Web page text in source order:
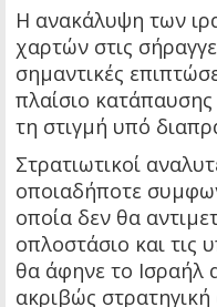
Η ανακάλυψη των
χαρτών στις
σημαντικές
πλαίσιο
τη στιγμή υπό
Στρατιωτικοί
οποιαδήποτε
οποία δεν θα
οπλοστάσιο και τις
θα άφηνε το Ισραήλ
ακριβώς